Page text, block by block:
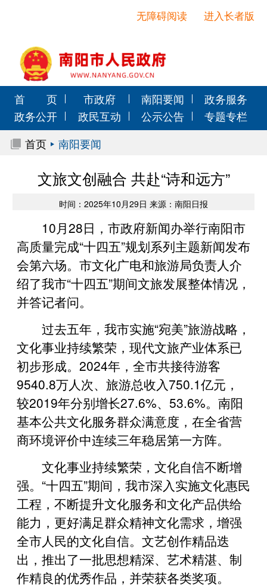
进入长者版
无障碍阅读
首 页 市政府 南阳要闻
政务服务
政务公开
政民互动 公示公告
专题专栏
首页
南阳要闻
文旅文创融合 共赴“诗和远方”
时间：2025年10月29日 来源：南阳日报
10月28日，市政府新闻办举行南阳市
高质量完成“十四五”规划系列主题新闻发布
会第六场。市文化广电和旅游局负责人介
绍了我市“十四五”期间文旅发展整体情况，
并答记者问。
过去五年，我市实施“宛美”旅游战略，
文化事业持续繁荣，现代文旅产业体系已
初步形成。2024年，全市共接待游客
9540.8万人次、旅游总收入750.1亿元，
较2019年分别增长27.6%、53.6%。南阳
基本公共文化服务群众满意度，在全省营
商环境评价中连续三年稳居第一方阵。
文化事业持续繁荣，文化自信不断增
强。“十四五”期间，我市深入实施文化惠民
工程，不断提升文化服务和文化产品供给
能力，更好满足群众精神文化需求，增强
全市人民的文化自信。文艺创作精品迭
出，推出了一批思想精深、艺术精湛、制
作精良的优秀作品，并荣获各类奖项。